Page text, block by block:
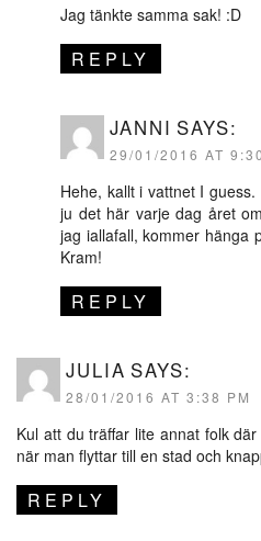
Jag tänkte samma sak! :D
REPLY
JANNI SAYS:
29/01/2016 AT
Hehe, kallt i vattnet I
ju det här varje dag året
jag iallafall, kommer hänga
Kram!
REPLY
JULIA SAYS:
28/01/2016 AT 3:38 PM
Kul att du träffar lite annat folk
när man flyttar till en stad och
REPLY